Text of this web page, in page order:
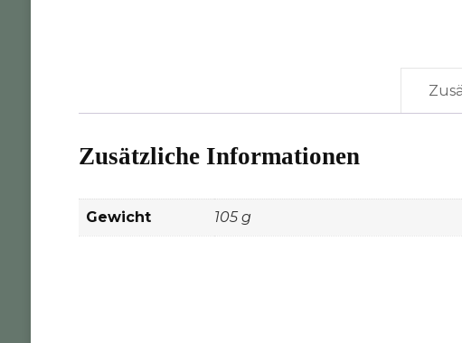
Zusätzliche Informationen
Gewicht 105 g